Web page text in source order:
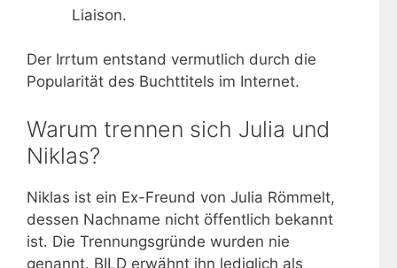
Liaison.
Der Irrtum entstand vermutlich durch die
Popularität des Buchttitels im Internet.
Warum trennen sich Julia und
Niklas?
Niklas ist ein Ex-Freund von Julia Römmelt,
dessen Nachname nicht öffentlich bekannt
ist. Die Trennungsgründe wurden nie
genannt. BILD erwähnt ihn lediglich als